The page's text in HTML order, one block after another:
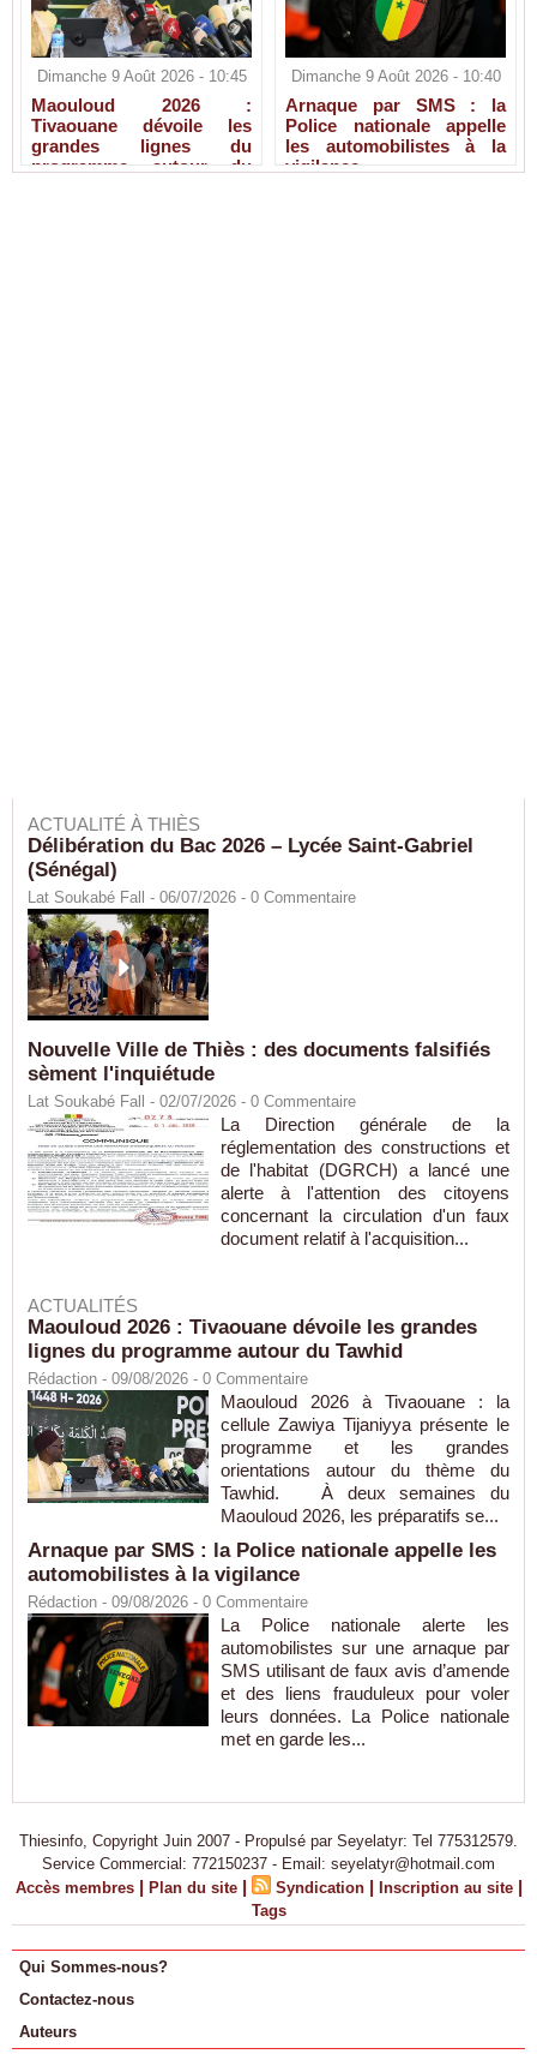
Dimanche 9 Août 2026 - 10:45
Maouloud 2026 :
Tivaouane dévoile les
grandes lignes du
programme autour du
Dimanche 9 Août 2026 - 10:40
Arnaque par SMS : la
Police nationale appelle
les automobilistes à la
vigilance
ACTUALITÉ À THIÈS
Délibération du Bac 2026 – Lycée Saint-Gabriel
(Sénégal)
Lat Soukabé Fall - 06/07/2026 - 0 Commentaire
Nouvelle Ville de Thiès : des documents falsifiés
sèment l'inquiétude
Lat Soukabé Fall - 02/07/2026 - 0 Commentaire
La Direction générale de la
réglementation des constructions et
de l'habitat (DGRCH) a lancé une
alerte à l'attention des citoyens
concernant la circulation d'un faux
document relatif à l'acquisition...
ACTUALITÉS
Maouloud 2026 : Tivaouane dévoile les grandes
lignes du programme autour du Tawhid
Rédaction - 09/08/2026 - 0 Commentaire
Maouloud 2026 à Tivaouane : la
cellule Zawiya Tijaniyya présente le
programme et les grandes
orientations autour du thème du
Tawhid. À deux semaines du
Maouloud 2026, les préparatifs se...
Arnaque par SMS : la Police nationale appelle les
automobilistes à la vigilance
Rédaction - 09/08/2026 - 0 Commentaire
La Police nationale alerte les
automobilistes sur une arnaque par
SMS utilisant de faux avis d’amende
et des liens frauduleux pour voler
leurs données. La Police nationale
met en garde les...
Thiesinfo, Copyright Juin 2007 - Propulsé par Seyelatyr: Tel 775312579.
Service Commercial: 772150237 - Email: seyelatyr@hotmail.com
Accès membres | Plan du site | Syndication | Inscription au site |
Tags
Qui Sommes-nous?
Contactez-nous
Auteurs